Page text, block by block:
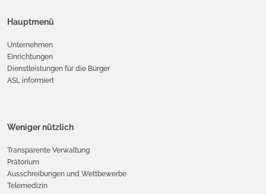
Hauptmenü
Unternehmen
Einrichtungen
Dienstleistungen für die Bürger
ASL informiert
Weniger nützlich
Transparente Verwaltung
Prätorium
Ausschreibungen und Wettbewerbe
Telemedizin